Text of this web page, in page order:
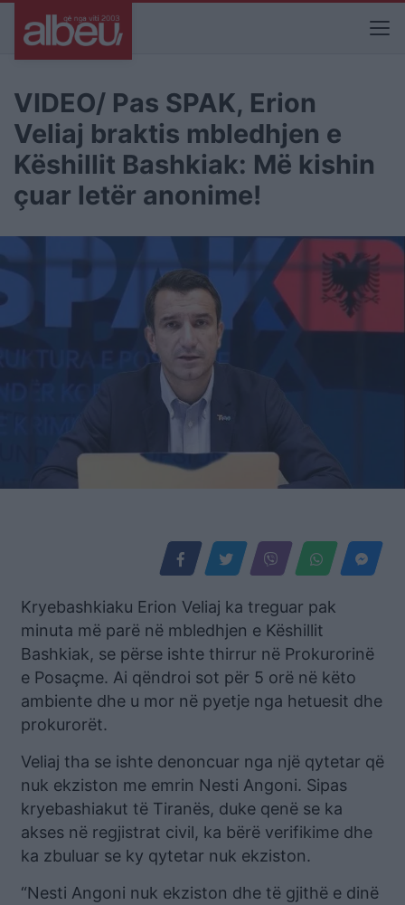
VIDEO/ Pas SPAK, Erion
Veliaj braktis mbledhjen e
Këshillit Bashkiak: Më kishin
çuar letër anonime!
Kryebashkiaku Erion Veliaj ka treguar pak
minuta më parë në mbledhjen e Këshillit
Bashkiak, se përse ishte thirrur në Prokurorinë
e Posaçme. Ai qëndroi sot për 5 orë në këto
ambiente dhe u mor në pyetje nga hetuesit dhe
prokurorët.
Veliaj tha se ishte denoncuar nga një qytetar që
nuk ekziston me emrin Nesti Angoni. Sipas
kryebashiakut të Tiranës, duke qenë se ka
akses në regjistrat civil, ka bërë verifikime dhe
ka zbuluar se ky qytetar nuk ekziston.
“Nesti Angoni nuk ekziston dhe të gjithë e dinë